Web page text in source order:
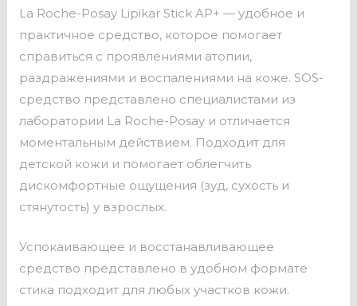
La Roche-Posay Lipikar Stick AP+ — удобное и
практичное средство, которое помогает
справиться с проявлениями атопии,
раздражениями и воспалениями на коже. SOS-
средство представлено специалистами из
лаборатории La Roche-Posay и отличается
моментальным действием. Подходит для
детской кожи и помогает облегчить
дискомфортные ощущения (зуд, сухость и
стянутость) у взрослых.
Успокаивающее и восстанавливающее
средство представлено в удобном формате
стика подходит для любых участков кожи.